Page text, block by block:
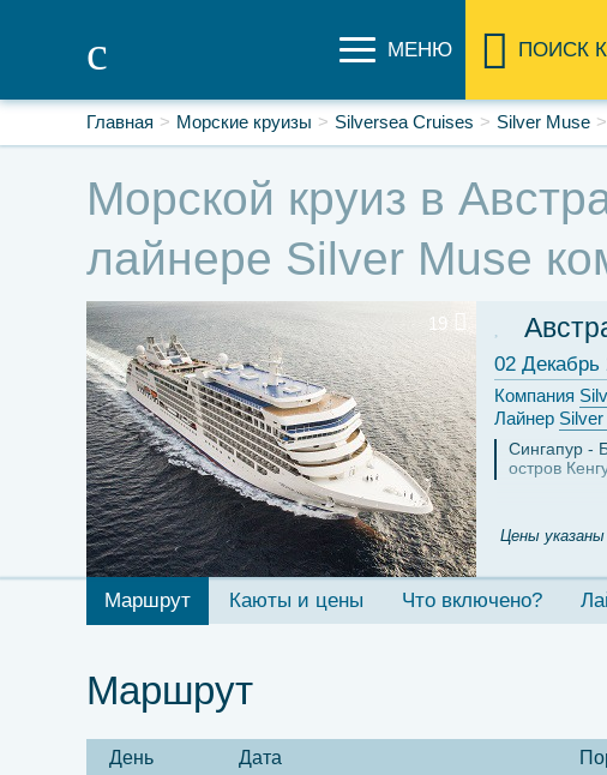
МЕНЮ ПОИСК
Главная Морские круизы Silversea Cruises Silver Muse
Морской круиз в
лайнере Silver Muse
02 Декабрь
19
Компания
Лайнер
Сингапур
остров
Цены
Маршрут Каюты и цены Что включено?
Маршрут
День Дата